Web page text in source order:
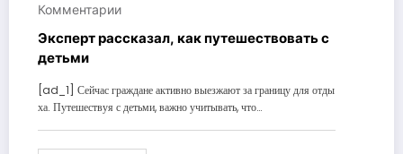
Комментарии
Эксперт рассказал, как путешествовать с
детьми
[ad_1] Сейчас граждане активно выезжают за границу для отды
ха. Путешествуя с детьми, важно учитывать, что…